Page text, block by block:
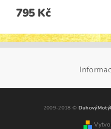
795 Kč
2009-2018 ©